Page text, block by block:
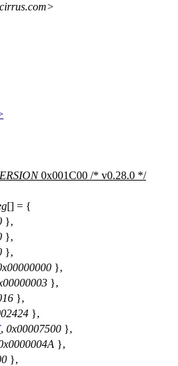
0x001C00 /* v0.28.0 */
[] = {
},
},
},
},
},
},
},
, 0x00007500 },
},
},